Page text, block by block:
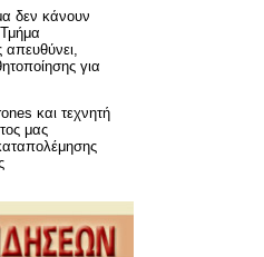
δεν κάνουν
απευθύνει,
για
και τεχνητή
μας